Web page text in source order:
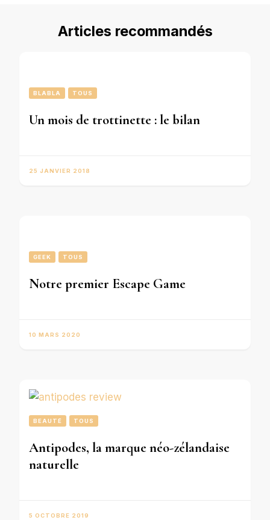
Articles recommandés
BLABLA TOUS
Un mois de trottinette : le bilan
25 JANVIER 2018
GEEK TOUS
Notre premier Escape Game
10 MARS 2020
BEAUTÉ TOUS
Antipodes, la marque néo-zélandaise
naturelle
5 OCTOBRE 2019